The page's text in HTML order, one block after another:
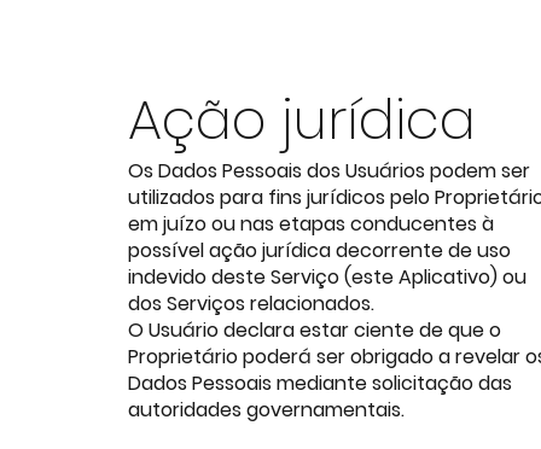
Ação jurídica
Os Dados Pessoais dos Usuários podem ser
utilizados para fins jurídicos pelo
em juízo ou nas etapas conducentes à
possível ação jurídica decorrente de uso
indevido deste Serviço (este Aplicativo) ou
dos Serviços relacionados.
O Usuário declara estar ciente de que o
Proprietário poderá ser obrigado a revelar
Dados Pessoais mediante solicitação das
autoridades governamentais.